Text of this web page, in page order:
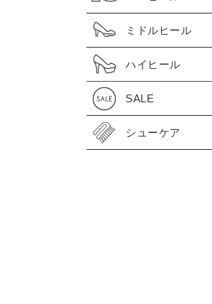
ミドルヒール
ハイヒール
SALE
シューケア